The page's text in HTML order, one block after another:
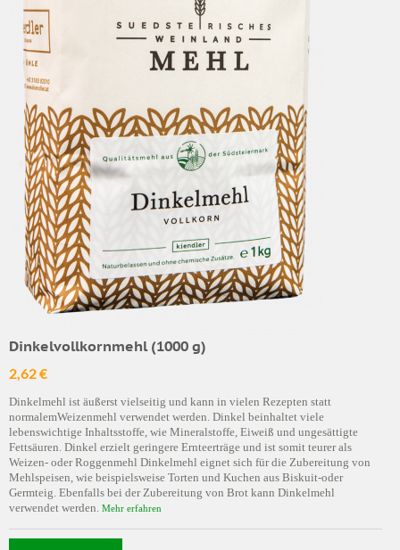
Dinkelvollkornmehl (1000 g)
2,62 €
Dinkelmehl ist äußerst vielseitig und kann in vielen Rezepten statt
normalemWeizenmehl verwendet werden. Dinkel beinhaltet viele
lebenswichtige Inhaltsstoffe, wie Mineralstoffe, Eiweiß und ungesättigte
Fettsäuren. Dinkel erzielt geringere Ernteerträge und ist somit teurer als
Weizen- oder Roggenmehl Dinkelmehl eignet sich für die Zubereitung von
Mehlspeisen, wie beispielsweise Torten und Kuchen aus Biskuit-oder
Germteig. Ebenfalls bei der Zubereitung von Brot kann Dinkelmehl
verwendet werden. Mehr erfahren